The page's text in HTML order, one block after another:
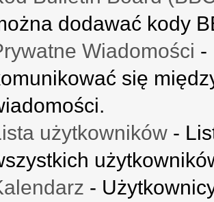
dodawać kody
Wiadomości -
się
użytkowników -
-